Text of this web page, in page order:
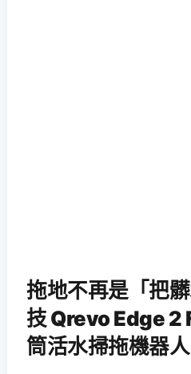
拖地不再是「把
技 Qrevo Edge 2
筒活水掃拖機器